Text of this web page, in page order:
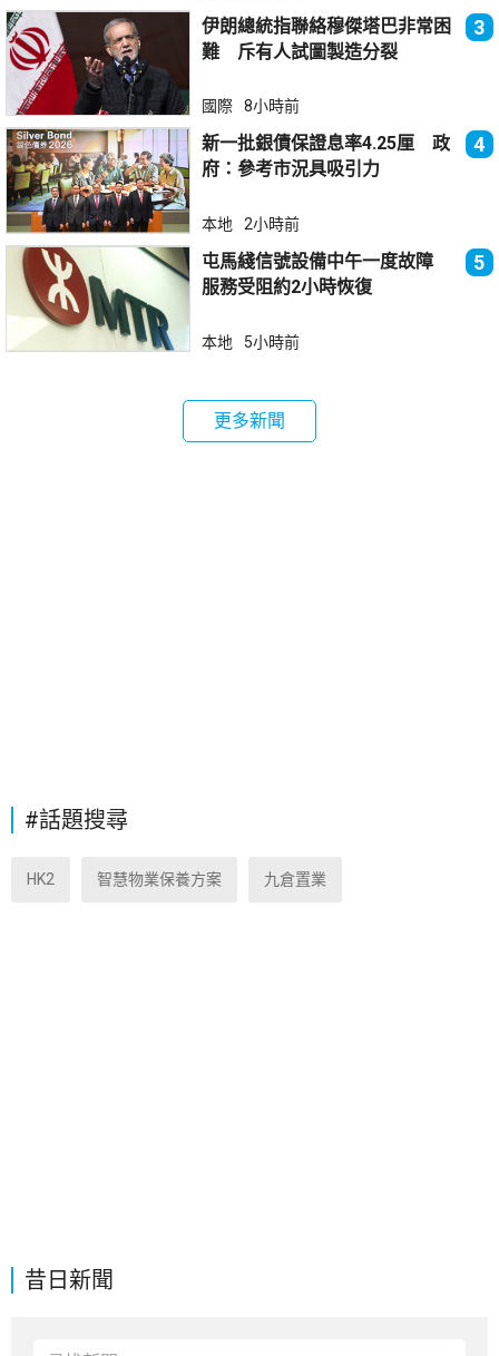
昔日新聞
伊朗總統指聯絡穆傑塔巴非常困
難 斥有人試圖製造分裂
3
國際 8小時前
新一批銀債保證息率4.25厘 政
府：參考市況具吸引力
4
本地 2小時前
屯馬綫信號設備中午一度故障
服務受阻約2小時恢復
5
本地 5小時前
更多新聞
#話題搜尋
HK2 智慧物業保養方案 九倉置業